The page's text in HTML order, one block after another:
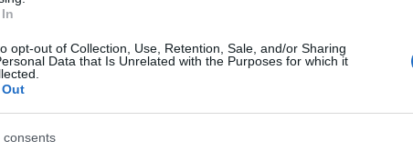
opt-out of Collection, Use, Retention, Sale, and/or Sharing
Data that Is Unrelated with the Purposes for which it
consents